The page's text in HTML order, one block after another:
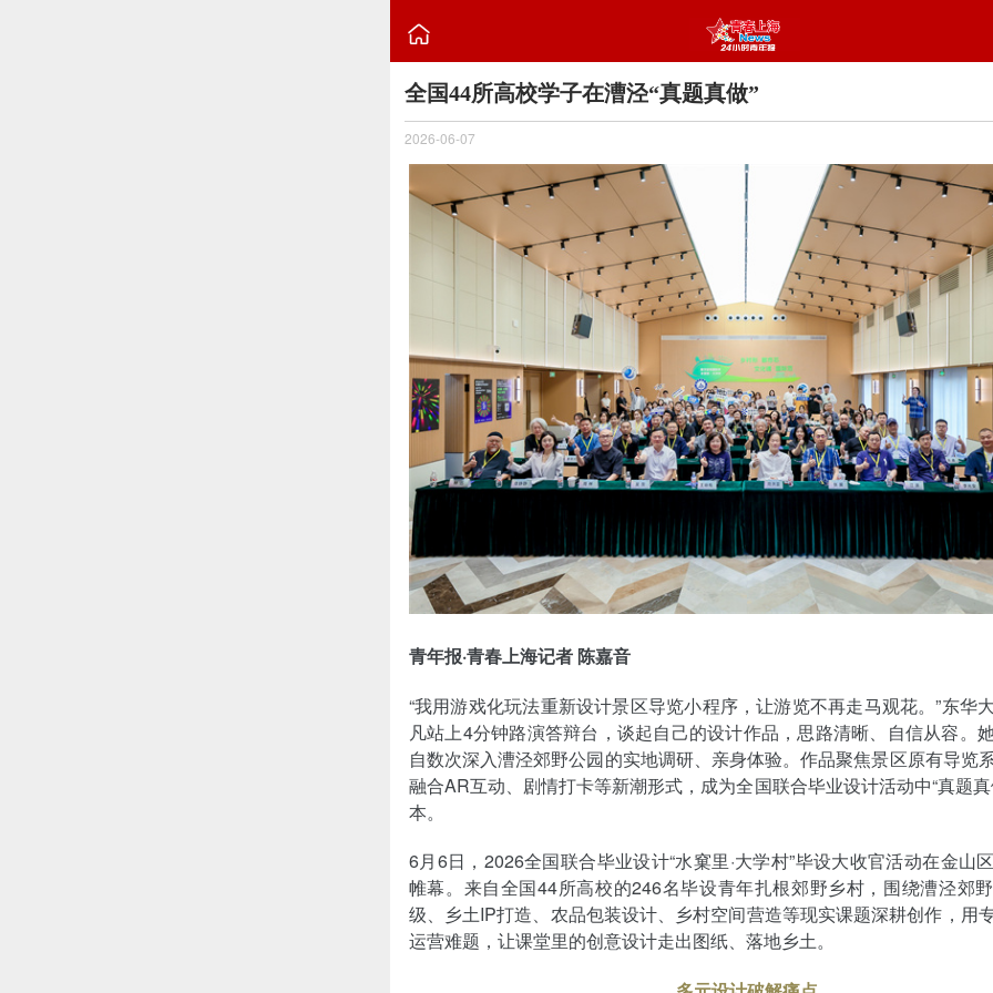

全国44所高校学子在漕泾“真题真做”
2026-06-07
青年报·青春上海记者 陈嘉音
“我用游戏化玩法重新设计景区导览小程序，让游览不再走马观花。”东华
凡站上4分钟路演答辩台，谈起自己的设计作品，思路清晰、自信从容。
自数次深入漕泾郊野公园的实地调研、亲身体验。作品聚焦景区原有导览
融合AR互动、剧情打卡等新潮形式，成为全国联合毕业设计活动中“真题
本。
6月6日，2026全国联合毕业设计“水窠里·大学村”毕设大收官活动在金山
帷幕。来自全国44所高校的246名毕设青年扎根郊野乡村，围绕漕泾郊
级、乡土IP打造、农品包装设计、乡村空间营造等现实课题深耕创作，用
运营难题，让课堂里的创意设计走出图纸、落地乡土。